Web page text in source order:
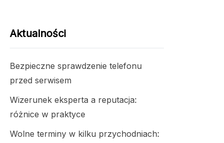
Aktualności
Bezpieczne sprawdzenie telefonu
przed serwisem
Wizerunek eksperta a reputacja:
różnice w praktyce
Wolne terminy w kilku przychodniach: